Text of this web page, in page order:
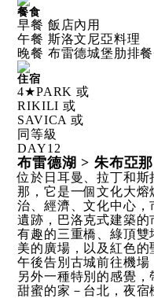
餐食
早餐 飯店內用
午餐 斯洛文尼亞料理
晚餐 布雷德城堡肋排
住宿
4★PARK 或
RIKILI 或
SAVICA 或
同等級
DAY12
布雷德湖 > 朱布亞
位於日耳曼、拉丁和
那，它是一個文化大
治、經濟、文化中心
遺跡，巴洛克式建築的
有趣的三重橋、綠頂
美的廣場，以及紅色的
午後告別古城前往機
另外一種特別的感覺
甜蜜的家－台北，夜宿